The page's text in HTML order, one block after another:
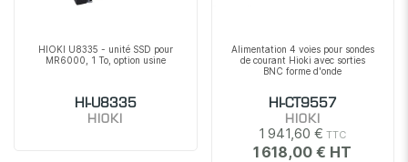
HIOKI U8335 - unité SSD pour
MR6000, 1 To, option usine
HI-U8335
HIOKI
Alimentation 4 voies pour sondes
de courant Hioki avec sorties
BNC forme d'onde
HI-CT9557
HIOKI
1 941,60 €
1 618,00 €